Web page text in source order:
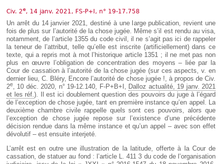
IT
Civ. 2e, 14 janv. 2021, FS-P+I, n° 19-17.758
Un arrêt du 14 janvier 2021, destiné à une large publication, revient une
fois de plus sur l’autorité de la chose jugée. Même s’il est rendu au visa,
notamment, de l’article 1355 du code civil, il ne s’agit pas ici de rappeler
la teneur de l’attribut, telle qu’elle est inscrite (artificiellement) dans ce
texte, qui a repris mot à mot l’historique article 1351 ; il ne met pas non
plus en œuvre l’obligation de concentration des moyens – liée par la
Cour de cassation à l’autorité de la chose jugée (sur ces aspects, v. en
dernier lieu, C. Bléry, Encore l’autorité de chose jugée !, à propos de Civ.
2e , 10 déc. 2020, n° 19-12.140, F-P+B+I,
Dalloz actualité, 19 janv. 2021
et les réf.). Il est ici doublement question des pouvoirs du juge à l’égard
de l’exception de chose jugée, tant en première instance qu’en appel. La
deuxième chambre civile rappelle quels sont ces pouvoirs, alors que
l’exception de chose jugée repose sur l’existence d’une précédente
décision rendue dans la même instance et qu’un appel – avec son effet
dévolutif – est ensuite interjeté.
L’arrêt est en outre une illustration de la latitude, offerte à la Cour de
cassation, de statuer au fond : l’article L. 411 3 du code de l’organisation